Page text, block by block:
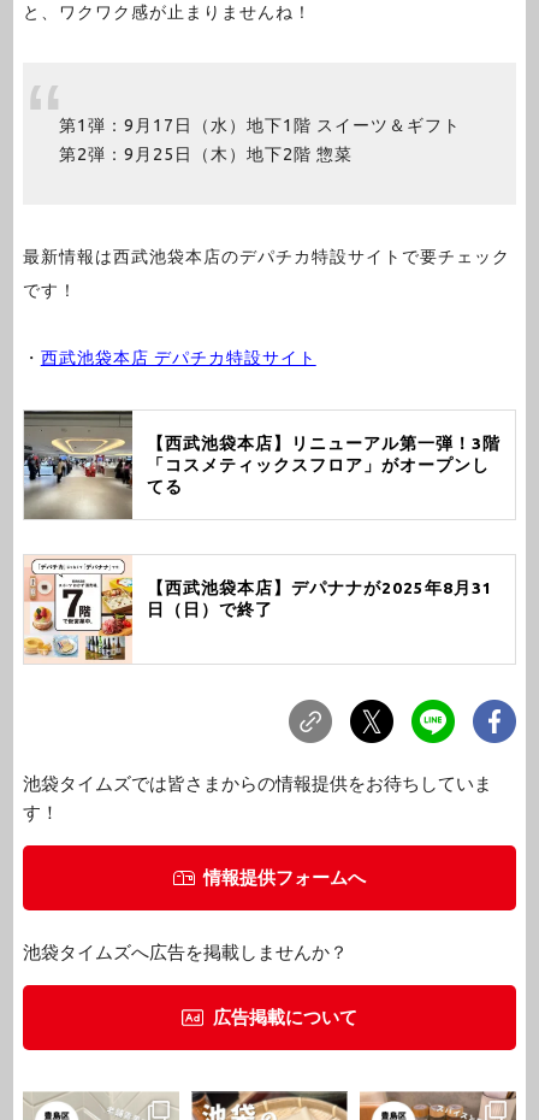
と、ワクワク感が止まりませんね！
第1弾：9月17日（水）地下1階 スイーツ＆ギフト
第2弾：9月25日（木）地下2階 惣菜
最新情報は西武池袋本店のデパチカ特設サイトで要チェック
です！
・ 西武池袋本店 デパチカ特設サイト
【西武池袋本店】リニューアル第一弾！3階
「コスメティックスフロア」がオープンし
てる
【西武池袋本店】デパナナが2025年8月31
日（日）で終了
池袋タイムズでは皆さまからの情報提供をお待ちしていま
す！
情報提供フォームへ
池袋タイムズへ広告を掲載しませんか？
広告掲載について